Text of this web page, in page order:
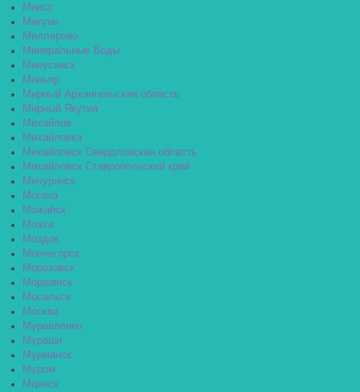
Миасс
Микунь
Миллерово
Минеральные Воды
Минусинск
Миньяр
Мирный Архангельская область
Мирный Якутия
Михайлов
Михайловка
Михайловск Свердловская область
Михайловск Ставропольский край
Мичуринск
Могоча
Можайск
Можга
Моздок
Мончегорск
Морозовск
Моршанск
Мосальск
Москва
Муравленко
Мураши
Мурманск
Муром
Мценск